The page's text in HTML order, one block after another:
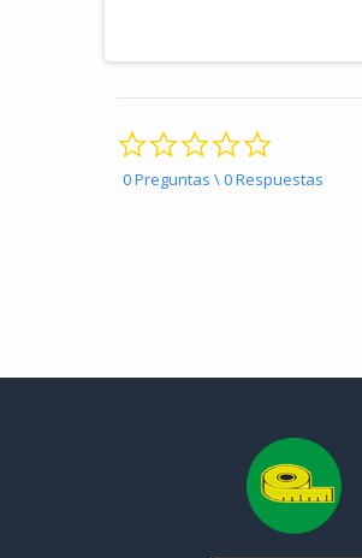
0 Preguntas \ 0 Respuestas